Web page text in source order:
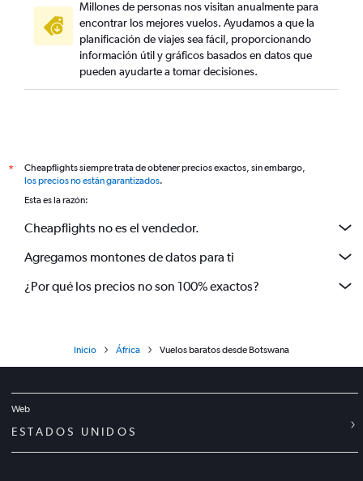
Millones de personas nos visitan anualmente para
encontrar los mejores vuelos. Ayudamos a que la
planificación de viajes sea fácil, proporcionando
información útil y gráficos basados en datos que
pueden ayudarte a tomar decisiones.
*
Cheapflights siempre trata de obtener precios exactos, sin embargo,
los precios no están garantizados.
Esta es la razón:
Cheapflights no es el vendedor.
Agregamos montones de datos para ti
¿Por qué los precios no son 100% exactos?
Inicio África Vuelos baratos desde Botswana
Web
ESTADOS UNIDOS